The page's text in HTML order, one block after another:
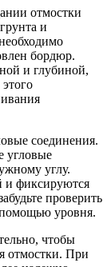
отмостки
и
бордюр.
и глубиной,
соединения.
угловые
углу.
и фиксируются
проверить
помощью уровня.
чтобы
отмостки. При